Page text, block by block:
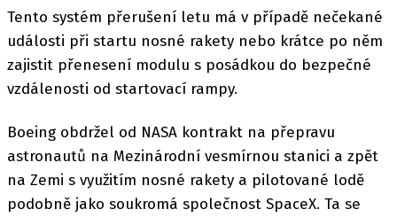
Tento systém přerušení letu má v případě nečekané
události při startu nosné rakety nebo krátce po něm
zajistit přenesení modulu s posádkou do bezpečné
vzdálenosti od startovací rampy.
Boeing obdržel od NASA kontrakt na přepravu
astronautů na Mezinárodní vesmírnou stanici a zpět
na Zemi s využitím nosné rakety a pilotované lodě
podobně jako soukromá společnost SpaceX. Ta se